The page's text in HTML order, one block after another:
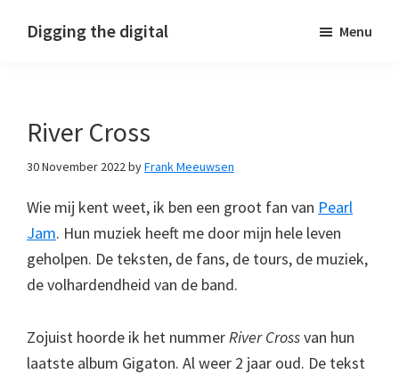
Digging the digital Menu
River Cross
30 November 2022byFrank Meeuwsen
Wie mij kent weet, ik ben een groot fan van Pearl
Jam. Hun muziek heeft me door mijn hele leven
geholpen. De teksten, de fans, de tours, de muziek,
de volhardendheid van de band.
Zojuist hoorde ik het nummerRiver Crossvan hun
laatste album Gigaton. Al weer 2 jaar oud. De tekst